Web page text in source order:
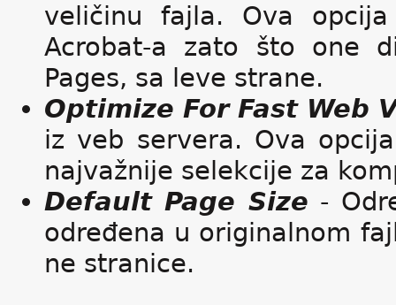
veličinu fajla. Ova
Acrobat-a zato što one
Pages, sa leve strane.
Optimize For Fast Web
iz veb servera. Ova
najvažnije selekcije za
Default Page Size -
određena u originalnom
ne stranice.